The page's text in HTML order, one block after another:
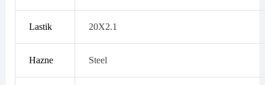
Lastik 20X2.1
Hazne Steel